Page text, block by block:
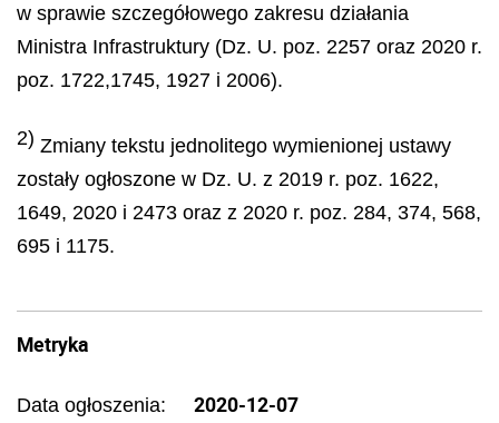
w sprawie szczegółowego zakresu działania
Ministra Infrastruktury (Dz. U. poz. 2257 oraz 2020 r.
poz. 1722,1745, 1927 i 2006).
2) Zmiany tekstu jednolitego wymienionej ustawy
zostały ogłoszone w Dz. U. z 2019 r. poz. 1622,
1649, 2020 i 2473 oraz z 2020 r. poz. 284, 374, 568,
695 i 1175.
Metryka
Data ogłoszenia: 2020-12-07